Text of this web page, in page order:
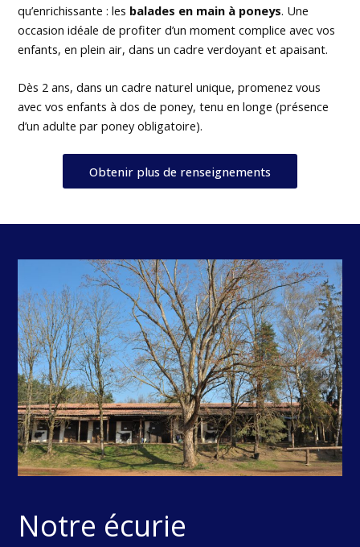
qu’enrichissante : les balades en main à poneys. Une
occasion idéale de profiter d’un moment complice avec vos
enfants, en plein air, dans un cadre verdoyant et apaisant.
Dès 2 ans, dans un cadre naturel unique, promenez vous
avec vos enfants à dos de poney, tenu en longe (présence
d’un adulte par poney obligatoire).
Obtenir plus de renseignements
Notre écurie